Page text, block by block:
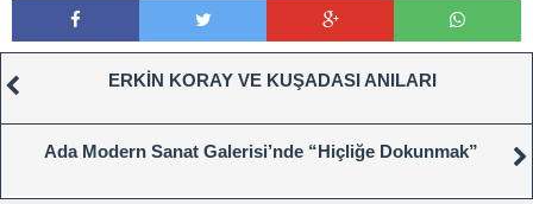
ERKİN KORAY VE KUŞADASI ANILARI
Ada Modern Sanat Galerisi’nde “Hiçliğe Dokunmak”